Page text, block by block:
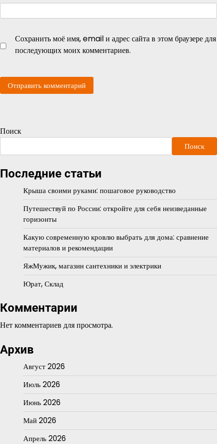
Сохранить моё имя, email и адрес сайта в этом браузере для
последующих моих комментариев.
Поиск
Поиск
Последние статьи
Крыша своими руками: пошаговое руководство
Путешествуй по России: откройте для себя неизведанные
горизонты
Какую современную кровлю выбрать для дома: сравнение
материалов и рекомендации
ЯжМужик, магазин сантехники и электрики
Юрат, Склад
Комментарии
Нет комментариев для просмотра.
Архив
Август 2026
Июль 2026
Июнь 2026
Май 2026
Апрель 2026